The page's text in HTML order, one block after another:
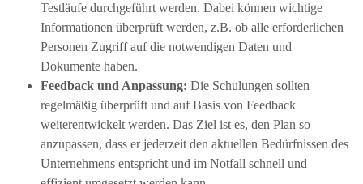
Testläufe durchgeführt werden. Dabei können wichtige
Informationen überprüft werden, z.B. ob alle erforderlichen
Personen Zugriff auf die notwendigen Daten und
Dokumente haben.
Feedback und Anpassung: Die Schulungen sollten
regelmäßig überprüft und auf Basis von Feedback
weiterentwickelt werden. Das Ziel ist es, den Plan so
anzupassen, dass er jederzeit den aktuellen Bedürfnissen des
Unternehmens entspricht und im Notfall schnell und